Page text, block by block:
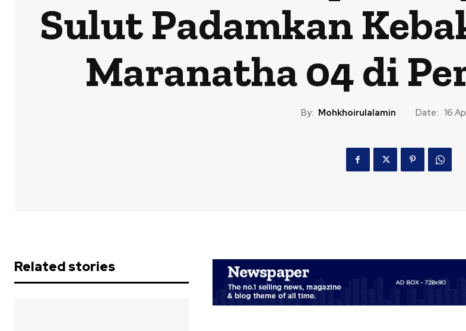
Sulut Padamkan
Maranatha 04 di
By: Mohkhoirulalamin Date: 16
Related stories